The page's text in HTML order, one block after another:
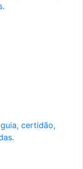
certidão,